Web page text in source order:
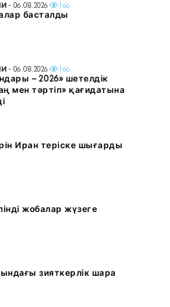
- 06.08.2026 166
басталды
- 06.08.2026 166
– 2026» шетелдік
мен тәртіп» қағидатына
Иран теріске шығарды
жобалар жүзеге
зияткерлік шара